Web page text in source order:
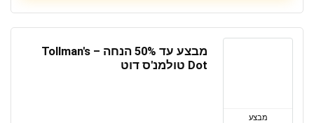
מבצע
מבצע עד 50% הנחה – Tollman's
Dot טולמנ'ס דוט